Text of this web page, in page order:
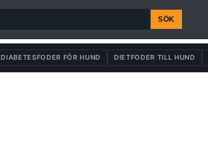
SÖK
DIABETESFODER FÖR HUND DIETFODER TILL HUND